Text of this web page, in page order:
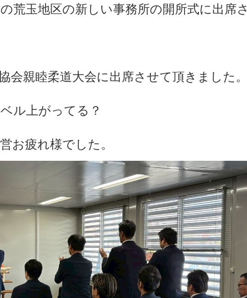
荒玉地区の新しい事務所の開所式に出席さ
会親睦柔道大会に出席させて頂きました。
ル上がってる？
お疲れ様でした。